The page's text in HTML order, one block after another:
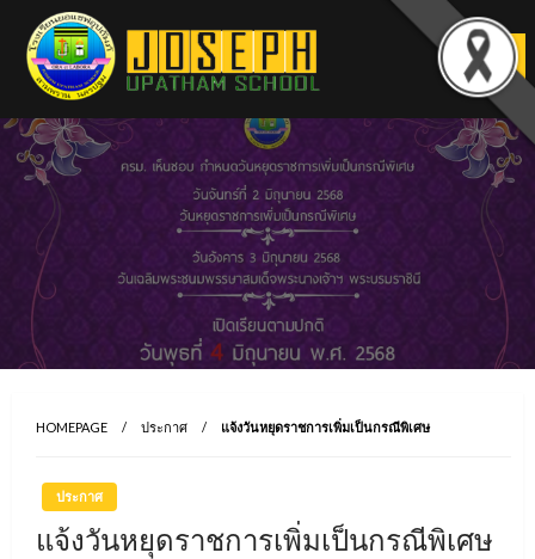
content
HOMEPAGE ประกาศ แจ้งวันหยุดราชการเพิ่มเป็นกรณีพิเศษ
ประกาศ
แจ้งวันหยุดราชการเพิ่มเป็นกรณีพิเศษ